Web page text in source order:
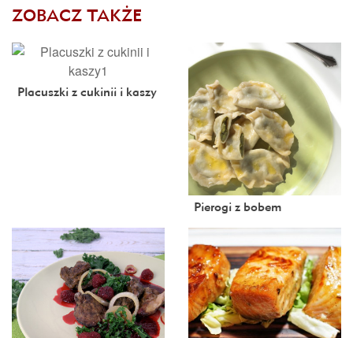
ZOBACZ TAKŻE
Placuszki z cukinii i kaszy
Pierogi z bobem